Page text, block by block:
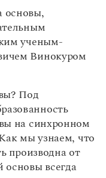
в словарях
слова
Прямое и
переносных
основы,
ученым-
Винокуром
Под
на синхронном
мы узнаем, что
производна от
основы всегда